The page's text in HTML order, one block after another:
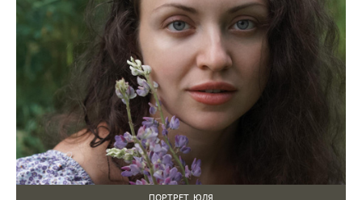
ПОРТРЕТ, ЮЛЯ